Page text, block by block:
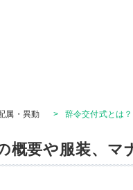
属・異動 > 辞令交付式とは
要や服装、マ